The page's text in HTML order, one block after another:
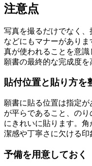
注意点
写真を撮るだけでなく
などにもマナーがあり
真が使われることを意
願書の最終的な完成度を
貼付位置と貼り方を
願書に貼る位置は指定
が平らであること、の
にきれいに貼ります。
潔感や丁寧さに欠ける印
予備を用意しておく